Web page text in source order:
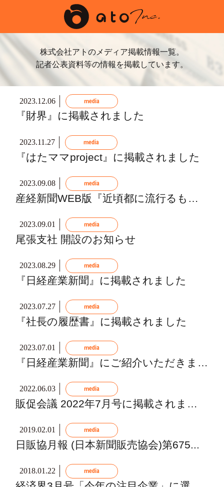
株式会社アトのメディア掲載情報一覧。
記者公表資料等の情報を掲載しています。
2023.12.06 media
『財界』に掲載されました
2023.11.27 media
『はたママproject』に掲載されました
2023.09.08 media
2023.09.01 media
尾張支社 開設のお知らせ
2023.08.29 media
『日経産業新聞』に掲載されました
2023.07.27 media
『社長の履歴書』に掲載されました
2023.07.01 media
2022.06.03 media
2019.02.01 media
日販協月報 (日本新聞販売協会)第675...
2018.01.22 media